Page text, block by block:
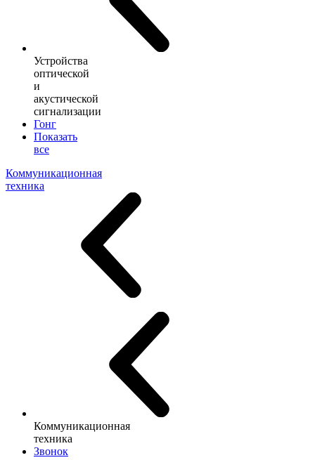
Устройства
оптической
и
акустической
сигнализации
Гонг
Показать
все
Коммуникационная
техника
Коммуникационная
техника
Звонок